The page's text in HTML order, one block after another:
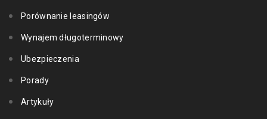
Porównanie leasingów
Wynajem długoterminowy
Ubezpieczenia
Porady
Artykuły